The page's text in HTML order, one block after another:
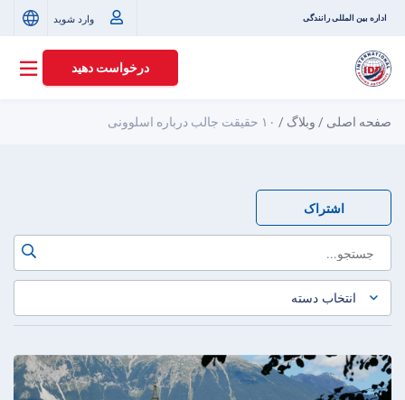
اداره بین المللی رانندگی وارد شوید
درخواست دهید
صفحه اصلی / وبلاگ / ۱۰ حقیقت جالب درباره اسلوونی
اشتراک